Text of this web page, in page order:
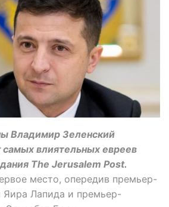
Владимир Зеленский
самых влиятельных евреев
The Jerusalem Post.
место, опередив премьер-
Яира Лапида и премьер-